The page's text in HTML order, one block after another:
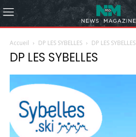
Accueil DP LES SYBELLES DP LES SYBELLES
DP LES SYBELLES